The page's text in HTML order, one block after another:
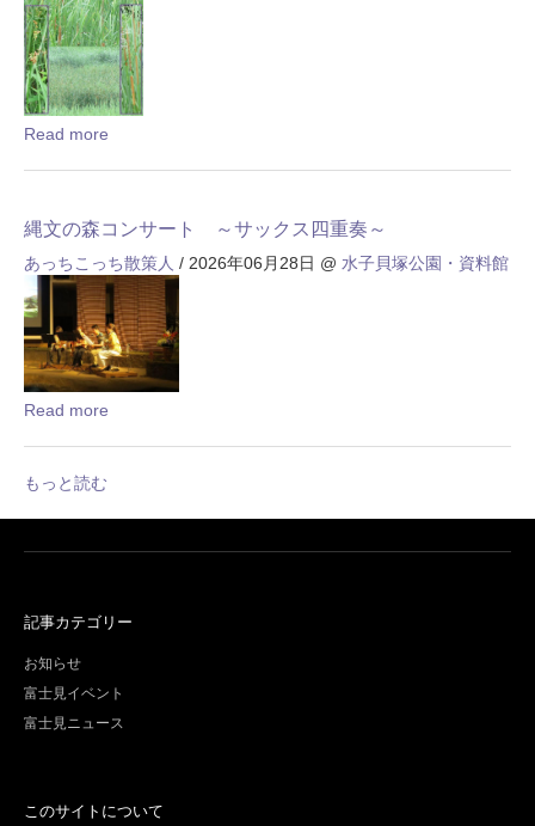
Read more
縄文の森コンサート ～サックス四重奏～
あっちこっち散策人 / 2026年06月28日 @ 水子貝塚公園・資料館
Read more
もっと読む
記事カテゴリー
お知らせ
富士見イベント
富士見ニュース
このサイトについて